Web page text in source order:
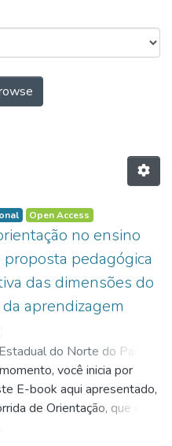
by
Open Access
no ensino
proposta pedagógica
das dimensões do
aprendizagem
do Norte do Paraná,
Rogério; Poletto, Rodrigo
8774064317309922
você inicia por
E-book aqui apresentado,
de Orientação, que é
que compõem a Unidade